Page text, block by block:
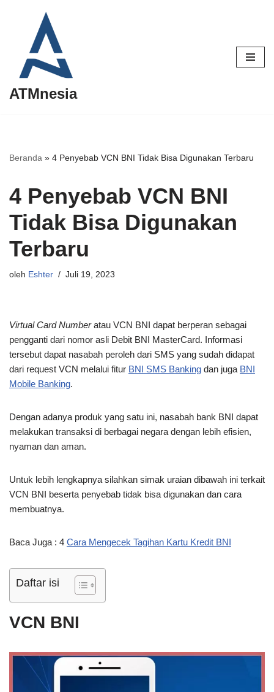
Lompat
konten
ATMnesia
Beranda » 4 Penyebab VCN BNI Tidak Bisa Digunakan Terbaru
4 Penyebab VCN BNI
Tidak Bisa Digunakan
Terbaru
oleh Eshter Juli 19, 2023
Virtual Card Numberatau VCN BNI dapat berperan sebagai
pengganti dari nomor asli Debit BNI MasterCard. Informasi
tersebut dapat nasabah peroleh dari SMS yang sudah didapat
dari request VCN melalui fitur BNI SMS Banking dan juga BNI
Mobile Banking.
Dengan adanya produk yang satu ini, nasabah bank BNI dapat
melakukan transaksi di berbagai negara dengan lebih efisien,
nyaman dan aman.
Untuk lebih lengkapnya silahkan simak uraian dibawah ini terkait
VCN BNI beserta penyebab tidak bisa digunakan dan cara
membuatnya.
Baca Juga : 4 Cara Mengecek Tagihan Kartu Kredit BNI
Daftar isi
VCN BNI